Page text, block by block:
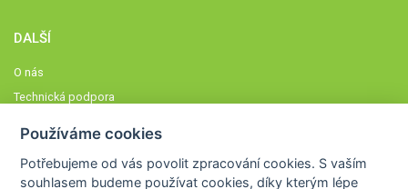
DALŠÍ
O nás
Technická podpora
Členové STOBklubu
Používáme cookies
Potřebujeme od vás povolit zpracování cookies. S vaším
souhlasem budeme používat cookies, díky kterým lépe